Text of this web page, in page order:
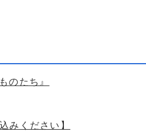
たち』
ください】